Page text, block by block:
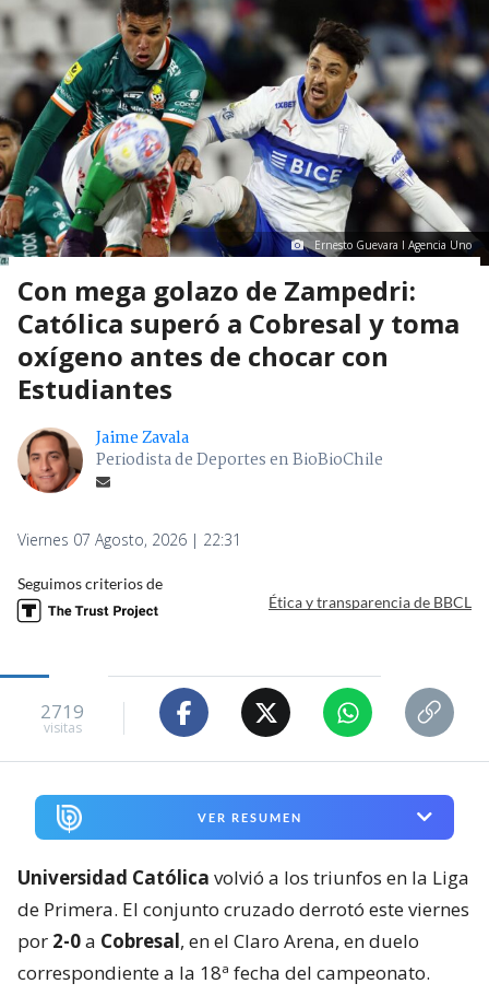
Ernesto Guevara I Agencia Uno
Con mega golazo de Zampedri:
Católica superó a Cobresal y toma
oxígeno antes de chocar con
Estudiantes
Jaime Zavala
Periodista de Deportes en BioBioChile
Viernes 07 Agosto, 2026 | 22:31
Seguimos criterios de
Ética y transparencia de BBCL
2719
visitas
VER RESUMEN
Universidad Católica volvió a los triunfos en la Liga
de Primera. El conjunto cruzado derrotó este viernes
por 2-0a Cobresal, en el Claro Arena, en duelo
correspondiente a la 18ª fecha del campeonato.